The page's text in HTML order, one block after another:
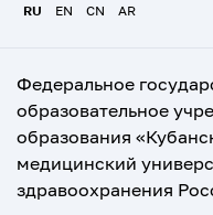
RU EN CN AR
Федеральное
образовательное
образования
медицинский
здравоохранения